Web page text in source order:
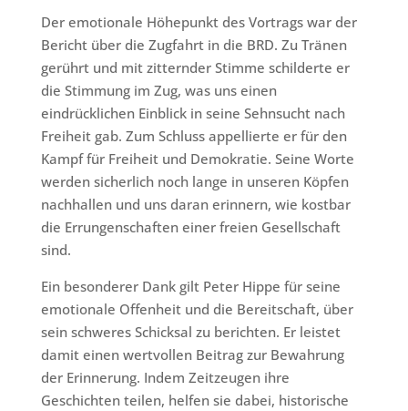
Der emotionale Höhepunkt des Vortrags war der
Bericht über die Zugfahrt in die BRD. Zu Tränen
gerührt und mit zitternder Stimme schilderte er
die Stimmung im Zug, was uns einen
eindrücklichen Einblick in seine Sehnsucht nach
Freiheit gab. Zum Schluss appellierte er für den
Kampf für Freiheit und Demokratie. Seine Worte
werden sicherlich noch lange in unseren Köpfen
nachhallen und uns daran erinnern, wie kostbar
die Errungenschaften einer freien Gesellschaft
sind.
Ein besonderer Dank gilt Peter Hippe für seine
emotionale Offenheit und die Bereitschaft, über
sein schweres Schicksal zu berichten. Er leistet
damit einen wertvollen Beitrag zur Bewahrung
der Erinnerung. Indem Zeitzeugen ihre
Geschichten teilen, helfen sie dabei, historische